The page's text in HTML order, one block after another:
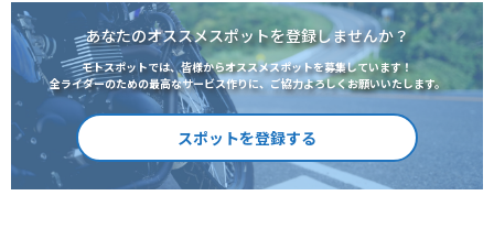
あなたのオススメスポットを登録しませんか？
モトスポットでは、皆様からオススメスポットを募集しています！
全ライダーのための最高なサービス作りに、ご協力よろしくお願いいたします。
スポットを登録する